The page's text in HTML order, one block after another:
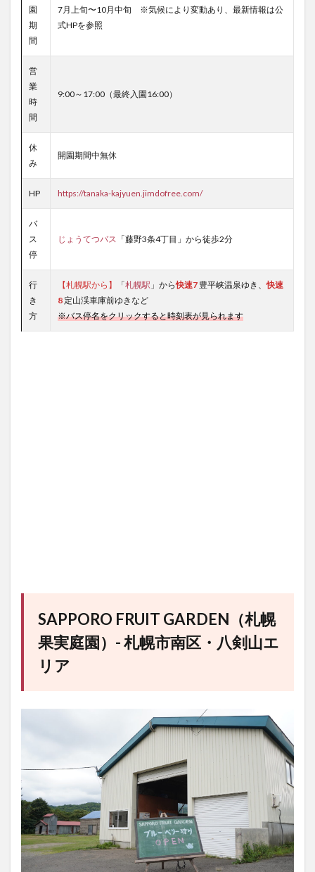
園
期
間
7月上旬〜10月中旬 ※気候により変動あり、最新情報は公
式HPを参照
営
業
時
間
9:00～17:00（最終入園16:00）
休
み
開園期間中無休
HP https://tanaka-kajyuen.jimdofree.com/
バ
ス
停
じょうてつバス 「藤野3条4丁目」から徒歩2分
行
き
方
【札幌駅から】 「札幌駅 」から快速7 豊平峡温泉ゆき、快速
8 定山渓車庫前ゆきなど
※バス停名をクリックすると時刻表が見られます
SAPPORO FRUIT GARDEN（札幌
果実庭園）- 札幌市南区・八剣山エ
リア